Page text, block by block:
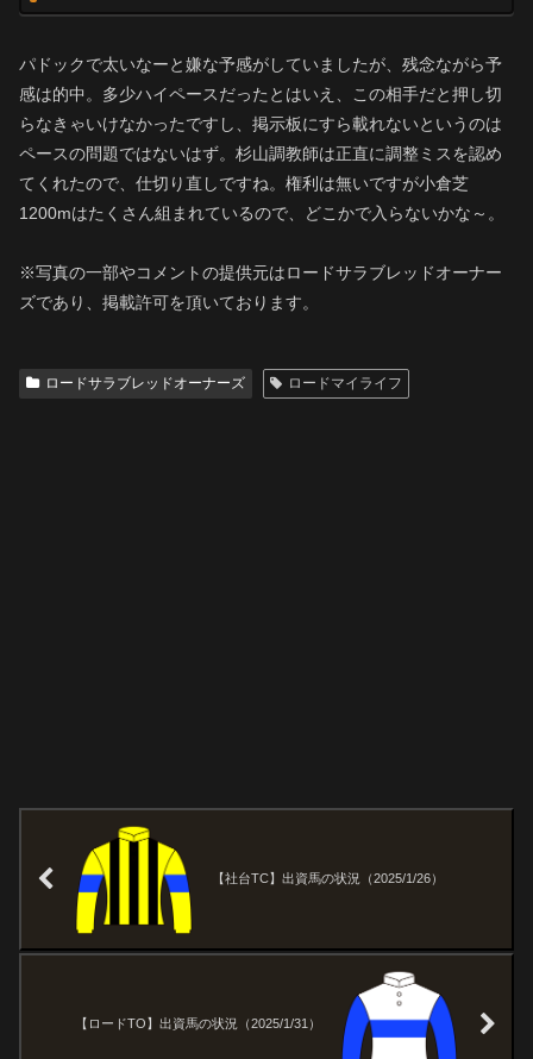
パドックで太いなーと嫌な予感がしていましたが、残念ながら予
感は的中。多少ハイペースだったとはいえ、この相手だと押し切
らなきゃいけなかったですし、掲示板にすら載れないというのは
ペースの問題ではないはず。杉山調教師は正直に調整ミスを認め
てくれたので、仕切り直しですね。権利は無いですが小倉芝
1200mはたくさん組まれているので、どこかで入らないかな～。
※写真の一部やコメントの提供元はロードサラブレッドオーナー
ズであり、掲載許可を頂いております。
ロードサラブレッドオーナーズ ロードマイライフ
【社台TC】出資馬の状況（2025/1/26）
【ロードTO】出資馬の状況（2025/1/31）